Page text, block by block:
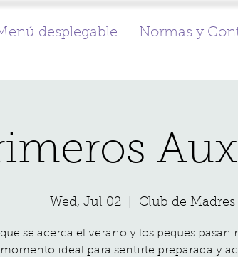
desplegable Normas y
Wed, Jul 02 Club de Madres
se acerca el verano y los peques pasan
momento ideal para sentirte preparada y